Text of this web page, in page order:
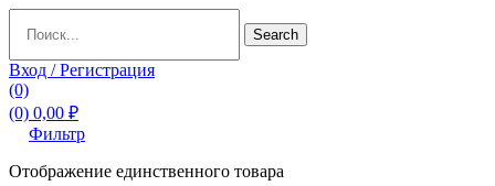
for:
Search
Вход / Регистрация
(0)
(0) 0,00 ₽
Фильтр
Отображение единственного товара